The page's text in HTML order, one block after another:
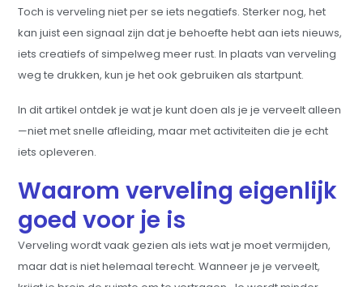
Toch is verveling niet per se iets negatiefs. Sterker nog, het
kan juist een signaal zijn dat je behoefte hebt aan iets nieuws,
iets creatiefs of simpelweg meer rust. In plaats van verveling
weg te drukken, kun je het ook gebruiken als startpunt.
In dit artikel ontdek je wat je kunt doen als je je verveelt alleen
—niet met snelle afleiding, maar met activiteiten die je echt
iets opleveren.
Waarom verveling eigenlijk
goed voor je is
Verveling wordt vaak gezien als iets wat je moet vermijden,
maar dat is niet helemaal terecht. Wanneer je je verveelt,